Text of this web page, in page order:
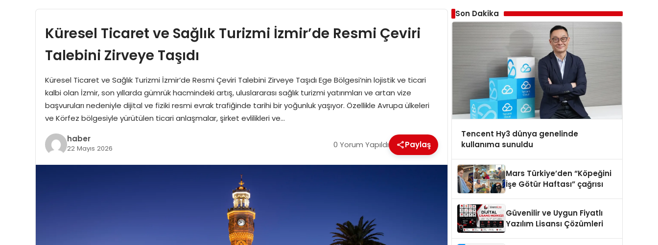
Küresel Ticaret ve Sağlık Turizmi İzmir’de Resmi Çeviri
Talebini Zirveye Taşıdı
Küresel Ticaret ve Sağlık Turizmi İzmir’de Resmi Çeviri Talebini Zirveye Taşıdı Ege Bölgesi’nin lojistik ve ticari
kalbi olan İzmir, son yıllarda gümrük hacmindeki artış, uluslararası sağlık turizmi yatırımları ve artan vize
başvuruları nedeniyle dijital ve fiziki resmi evrak trafiğinde tarihi bir yoğunluk yaşıyor. Özellikle Avrupa ülkeleri
ve Körfez bölgesiyle yürütülen ticari anlaşmalar, şirket evlilikleri ve…
haber
22 Mayıs 2026 0 Yorum Yapıldı Paylaş
Son Dakika
Tencent Hy3 dünya genelinde
kullanıma sunuldu
Mars Türkiye’den “Köpeğini
İşe Götür Haftası” çağrısı
Güvenilir ve Uygun Fiyatlı
Yazılım Lisansı Çözümleri